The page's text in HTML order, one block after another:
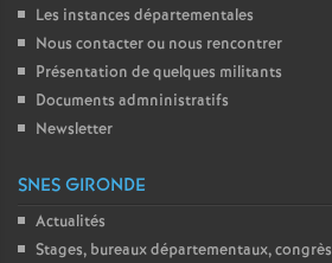
Les instances départementales
Nous contacter ou nous rencontrer
Présentation de quelques militants
Documents admninistratifs
Newsletter
SNES GIRONDE
Actualités
Stages, bureaux départementaux, congrès